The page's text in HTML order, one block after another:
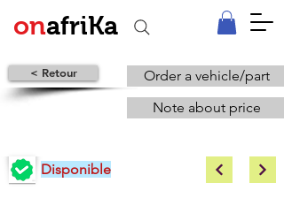
onafriKa
< Retour
Order a vehicle/part
Note about price
Disponible